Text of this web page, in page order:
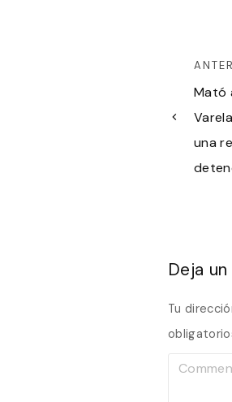
Mató
una
Deja
Tu